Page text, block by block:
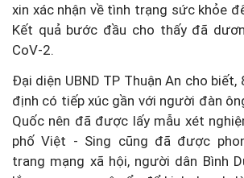
xin xác nhận về tình trạng sức khỏe
Kết quả bước đầu cho thấy đã
CoV-2.
Đại diện UBND TP Thuận An cho
định có tiếp xúc gần với người đàn
Quốc nên đã được lấy mẫu xét
phố Việt - Sing cũng đã được
trang mạng xã hội, người dân Bình